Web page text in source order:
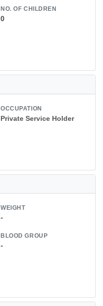
NO. OF CHILDREN
0
OCCUPATION
Private Service Holder
WEIGHT
-
BLOOD GROUP
-